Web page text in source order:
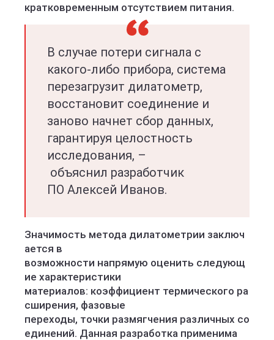
кратковременным отсутствием питания.
В случае потери сигнала с
какого-либо прибора, система
перезагрузит дилатометр,
восстановит соединение и
заново начнет сбор данных,
гарантируя целостность
исследования, –
объяснил разработчик
ПО Алексей Иванов.
Значимость метода дилатометрии заключ
ается в
возможности напрямую оценить следующ
ие характеристики
материалов: коэффициент термического ра
сширения, фазовые
переходы, точки размягчения различных со
единений. Данная разработка применима